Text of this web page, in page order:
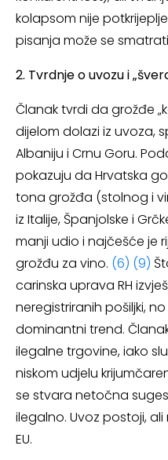
kolapsom nije
pisanja može se
2. Tvrdnje o uvozu i
Članak tvrdi da grožđe
dijelom dolazi iz uvoza,
Albaniju i Crnu Goru.
pokazuju da Hrvatska
tona grožđa (stolnog i
iz Italije, Španjolske i
manji udio i najčešće je
grožđu za vino. (6) (9)
carinska uprava RH
neregistriranih pošiljki,
dominantni trend.
ilegalne trgovine, iako
niskom udjelu
se stvara netočna
ilegalno. Uvoz postoji,
EU.